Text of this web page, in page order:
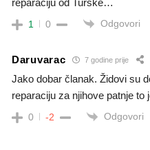
1 0 Odgovori
Daruvarac 7 godine prije
Jako dobar članak. Židovi su
reparaciju za njihove patnje to
0 -2 Odgovori